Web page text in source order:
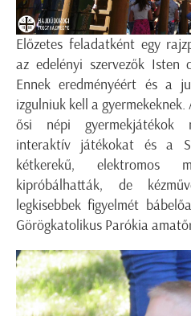
Előzetes feladatként egy
az edelényi szervezők Isten
Ennek eredményéért és a
izgulniuk kell a
ősi népi gyermekjátékok
interaktív játékokat és a
kétkerekű, elektromos
kipróbálhatták, de
legkisebbek figyelmét
Görögkatolikus Parókia